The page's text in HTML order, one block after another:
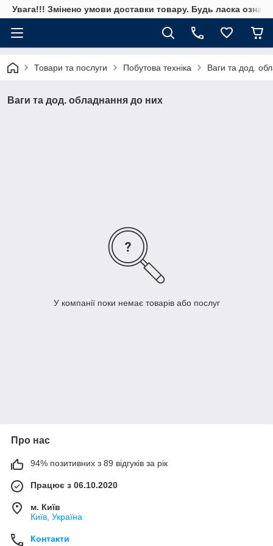
Увага!!! Змінено умови доставки товару. Будь ласка
Товари та послуги Побутова техніка Ваги та дод.
Ваги та дод. обладнання до них
У компанії поки немає товарів або послуг
Про нас
94% позитивних з 89 відгуків за рік
Працює з 06.10.2020
м. Київ
Київ, Україна
Контакти